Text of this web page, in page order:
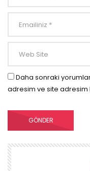
Daha sonraki
adresim ve site adresim